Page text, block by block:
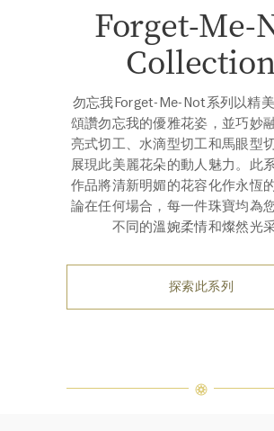
Forget-Me-
Collection
勿忘我Forget-Me-Not系列以精
頌讚勿忘我的優雅花姿，並巧妙
亮式切工、水滴型切工和馬眼型
展現此美麗花朵的動人魅力。此
作品將清新明媚的花容化作永恆
論在任何場合，每一件珠寶均為
不同的溫婉柔情和燦然光采
探索此系列